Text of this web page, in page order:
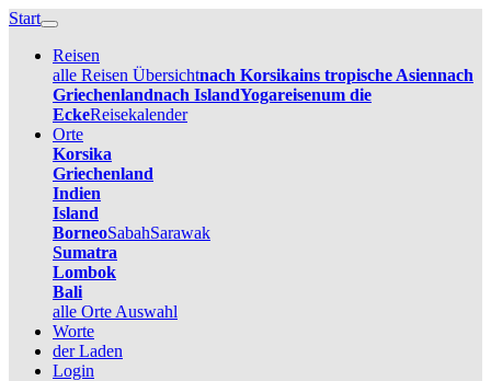
Start
Reisen
alle Reisen Übersichtnach Korsikains tropische Asiennach
Griechenlandnach IslandYogareisenum die
EckeReisekalender
Orte
Korsika
Griechenland
Indien
Island
BorneoSabahSarawak
Sumatra
Lombok
Bali
alle Orte Auswahl
Worte
der Laden
Login